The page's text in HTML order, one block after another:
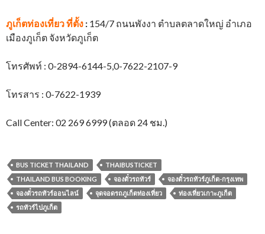
ภูเก็ตท่องเที่ยวที่ตั้ง : 154/7 ถนนพังงา ตำบลตลาดใหญ่ อำเภอ
เมืองภูเก็ต จังหวัดภูเก็ต
โทรศัพท์ : 0-2894-6144-5,0-7622-2107-9
โทรสาร : 0-7622-1939
Call Center: 02 269 6999 (ตลอด 24 ชม.)
BUS TICKET THAILAND
THAIBUSTICKET
THAILAND BUS BOOKING
จองตั๋วรถทัวร์
จองตั๋วรถทัวร์ภูเก็ต-กรุงเทพ
จองตั๋วรถทัวร์ออนไลน์
จุดจอดรถภูเก็ตท่องเที่ยว
ท่องเที่ยวเกาะภูเก็ต
รถทัวร์ไปภูเก็ต